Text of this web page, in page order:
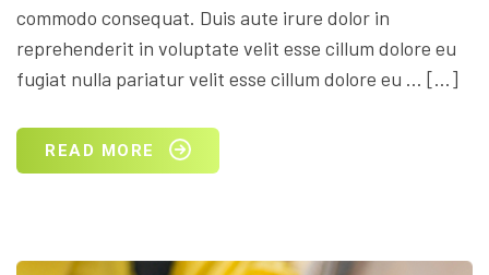
commodo consequat. Duis aute irure dolor in
reprehenderit in voluptate velit esse cillum dolore eu
fugiat nulla pariatur velit esse cillum dolore eu … […]
READ MORE